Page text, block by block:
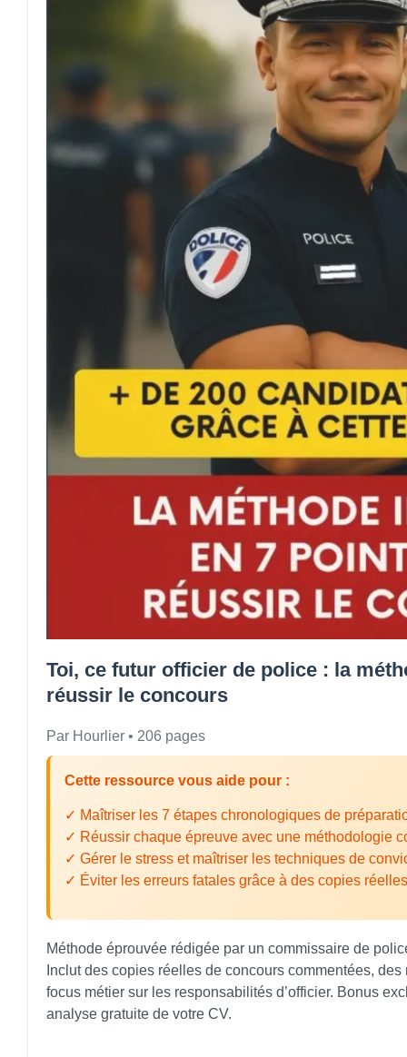
Toi, ce futur officier de police : la
réussir le concours
Par Hourlier • 206 pages
Cette ressource vous aide pour :
✓ Maîtriser les 7 étapes chronologiques de
✓ Réussir chaque épreuve avec une méthodologie
✓ Gérer le stress et maîtriser les techniques de
✓ Éviter les erreurs fatales grâce à des copies
Méthode éprouvée rédigée par un commissaire de
Inclut des copies réelles de concours commentées,
focus métier sur les responsabilités d’officier. Bonus
analyse gratuite de votre CV.